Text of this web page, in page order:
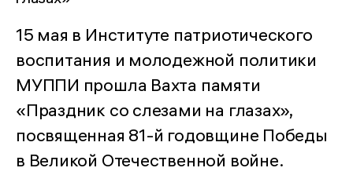
15 мая в Институте патриотического
воспитания и молодежной политики
МУППИ прошла Вахта памяти
«Праздник со слезами на глазах»,
посвященная 81-й годовщине Победы
в Великой Отечественной войне.